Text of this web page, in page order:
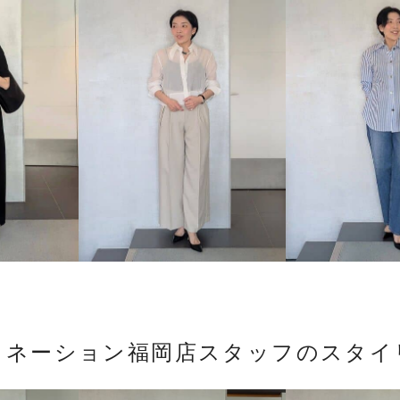
ーション福岡店スタッフのスタ